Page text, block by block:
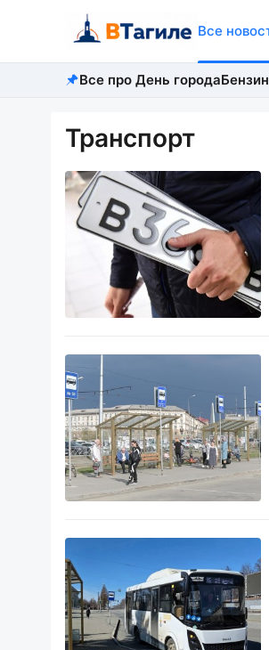
Все
Все про День города
Транспорт